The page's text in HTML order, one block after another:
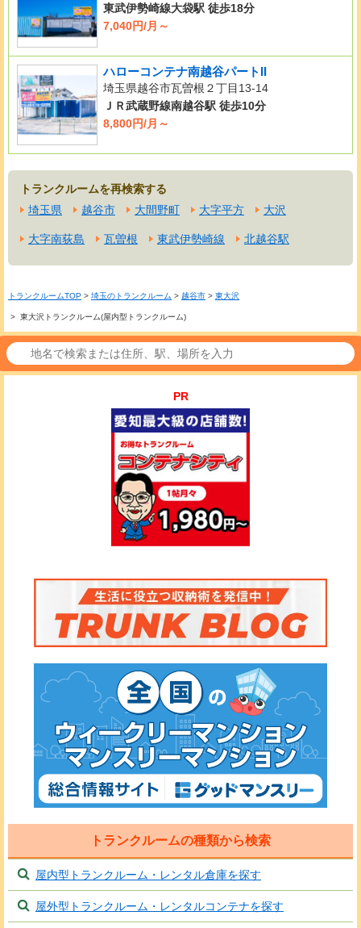
東武伊勢崎線大袋駅 徒歩18分
7,040円/月～
ハローコンテナ南越谷パートII
埼玉県越谷市瓦曽根２丁目13-14
ＪＲ武蔵野線南越谷駅 徒歩10分
8,800円/月～
トランクルームを再検索する
埼玉県
越谷市 大間野町 大字平方 大沢
大字南荻島 瓦曽根 東武伊勢崎線 北越谷駅
トランクルームTOP > 埼玉のトランクルーム > 越谷市 > 東大沢
> 東大沢トランクルーム(屋内型トランクルーム)
PR
トランクルームの種類から検索
屋内型トランクルーム・レンタル倉庫を探す
屋外型トランクルーム・レンタルコンテナを探す